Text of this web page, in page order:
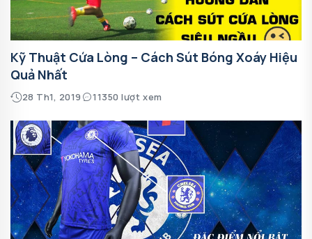
Kỹ Thuật Cứa Lòng – Cách Sút Bóng Xoáy Hiệu
Quả Nhất
28 Th1, 2019 11350 lượt xem